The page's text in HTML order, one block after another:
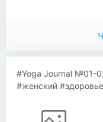
#Yoga Journal №01-
#женский #здоровье